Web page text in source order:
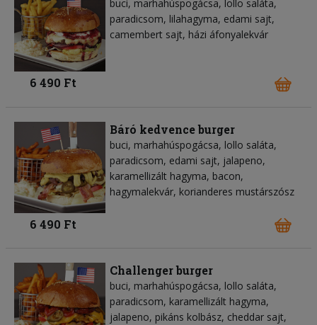
buci, marhahúspogácsa, lollo saláta,
paradicsom, lilahagyma, edami sajt,
camembert sajt, házi áfonyalekvár
6 490 Ft
Báró kedvence burger
buci, marhahúspogácsa, lollo saláta,
paradicsom, edami sajt, jalapeno,
karamellizált hagyma, bacon,
hagymalekvár, korianderes mustárszósz
6 490 Ft
Challenger burger
buci, marhahúspogácsa, lollo saláta,
paradicsom, karamellizált hagyma,
jalapeno, pikáns kolbász, cheddar sajt,